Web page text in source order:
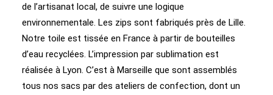
de l’artisanat local, de suivre une logique
environnementale. Les zips sont fabriqués près de Lille.
Notre toile est tissée en France à partir de bouteilles
d’eau recyclées. L’impression par sublimation est
réalisée à Lyon. C’est à Marseille que sont assemblés
tous nos sacs par des ateliers de confection, dont un